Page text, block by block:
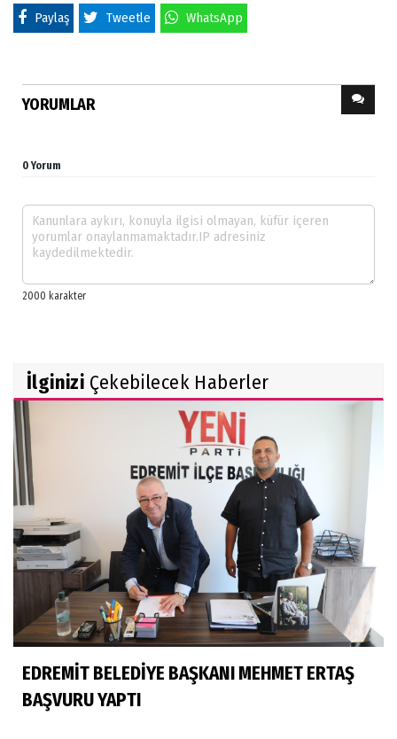
Paylaş Tweetle WhatsApp
YORUMLAR
0 Yorum
İlginizi Çekebilecek Haberler
EDREMİT BELEDİYE BAŞKANI MEHMET ERTAŞ
BAŞVURU YAPTI